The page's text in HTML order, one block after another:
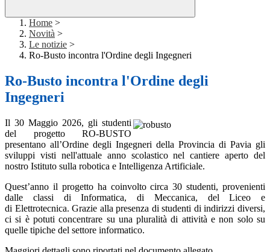
Home >
Novità >
Le notizie >
Ro-Busto incontra l'Ordine degli Ingegneri
Ro-Busto incontra l'Ordine degli
Ingegneri
Il 30 Maggio 2026, gli studenti
del progetto RO-BUSTO
presentano all’Ordine degli Ingegneri della Provincia di Pavia gli
sviluppi visti nell'attuale anno scolastico nel cantiere aperto del
nostro Istituto sulla robotica e Intelligenza Artificiale.
Quest’anno il progetto ha coinvolto circa 30 studenti, provenienti
dalle classi di Informatica, di Meccanica, del Liceo e
di Elettrotecnica. Grazie alla presenza di studenti di indirizzi diversi,
ci si è potuti concentrare su una pluralità di attività e non solo su
quelle tipiche del settore informatico.